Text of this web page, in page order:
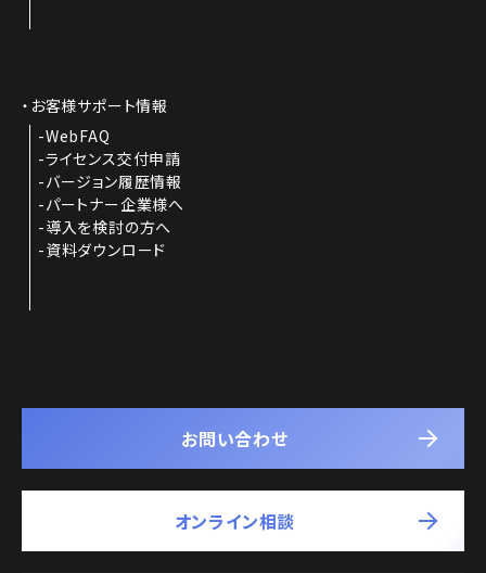
お客様サポート情報
WebFAQ
ライセンス交付申請
バージョン履歴情報
パートナー企業様へ
導入を検討の方へ
資料ダウンロード
お問い合わせ
オンライン相談